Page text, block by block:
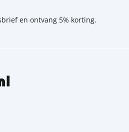
en ontvang 5% korting.